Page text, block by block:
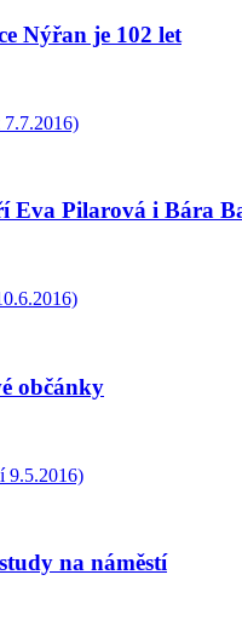
Nýřan je 102 let
Eva Pilarová i Bára
občánky
9.5.2016)
na náměstí